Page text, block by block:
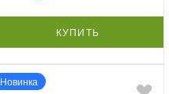
КУПИТЬ
Новинка